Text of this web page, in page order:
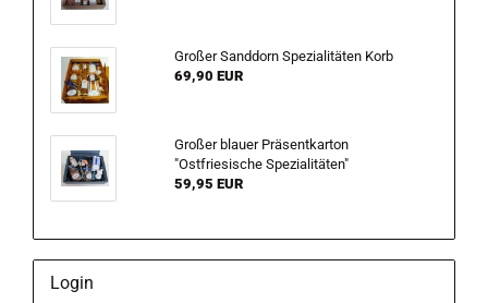
Großer Sanddorn Spezialitäten Korb
69,90 EUR
Großer blauer Präsentkarton
"Ostfriesische Spezialitäten"
59,95 EUR
Login